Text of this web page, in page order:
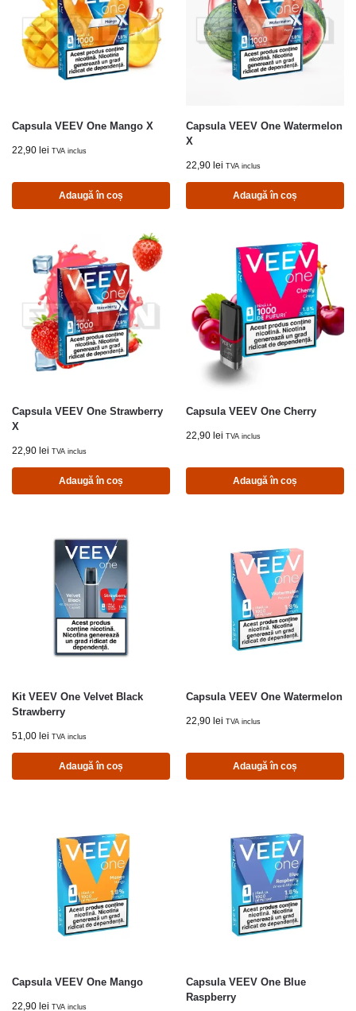
Capsula VEEV One Mango X
22,90 lei TVA inclus
Adaugă în coș
Capsula VEEV One Watermelon
X
22,90 lei TVA inclus
Adaugă în coș
Capsula VEEV One Strawberry
X
22,90 lei TVA inclus
Adaugă în coș
Capsula VEEV One Cherry
22,90 lei TVA inclus
Adaugă în coș
Kit VEEV One Velvet Black
Strawberry
51,00 lei TVA inclus
Adaugă în coș
Capsula VEEV One Watermelon
22,90 lei TVA inclus
Adaugă în coș
Capsula VEEV One Mango
22,90 lei TVA inclus
Capsula VEEV One Blue
Raspberry